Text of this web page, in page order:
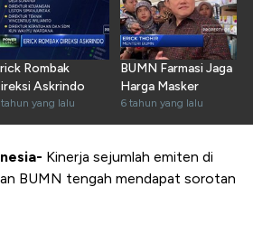
Rombak
Askrindo
yang lalu
BUMN Farmasi Jaga
Harga Masker
6 tahun yang lalu
Kinerja sejumlah emiten di
BUMN tengah mendapat sorotan